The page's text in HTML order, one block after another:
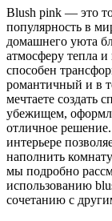
Blush pink — это
популярность в
домашнего уюта
атмосферу тепла
способен
романтичный и в
мечтаете создать
убежищем,
отличное
интерьере
наполнить
мы подробно
использованию
сочетанию с